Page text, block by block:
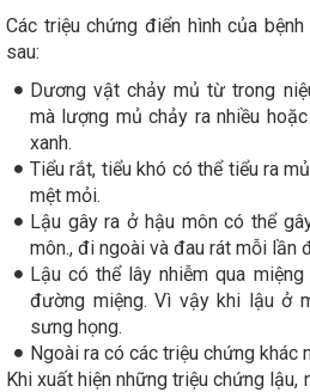
Các triệu chứng điển hình của
sau:
Dương vật chảy mủ từ trong
mà lượng mủ chảy ra nhiều
xanh.
Tiểu rắt, tiểu khó có thể tiểu ra
mệt mỏi.
Lậu gây ra ở hậu môn có thể
môn., đi ngoài và đau rát mỗi lần
Lậu có thể lây nhiễm qua
đường miệng. Vì vậy khi lậu ở
sưng họng.
Ngoài ra có các triệu chứng khác
Khi xuất hiện những triệu chứng lậu,